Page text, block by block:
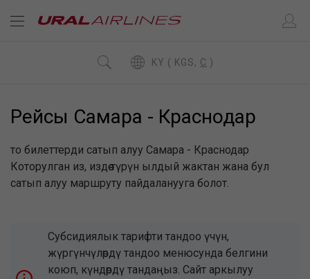
KY ( KGS, C )
Рейсы Самара - Краснодар
то билеттерди сатып алуу Самара - Краснодар
Которулган из, издөө түрүн ылдый жактан жана бул
сатып алуу маршруту пайдаланууга болот.
Субсидиялык тарифти тандоо үчүн,
жүргүнчүлөрдү тандоо менюсунда белгини
коюп, күндөрдү тандаңыз. Сайт аркылуу